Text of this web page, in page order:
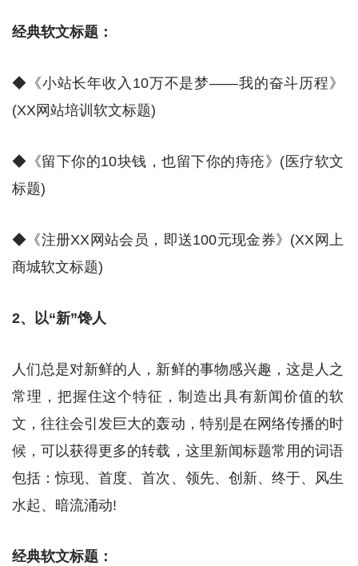
经典软文标题：
◆《小站长年收入10万不是梦——我的奋斗历程》
(XX网站培训软文标题)
◆《留下你的10块钱，也留下你的痔疮》(医疗软文
标题)
◆《注册XX网站会员，即送100元现金券》(XX网上
商城软文标题)
2、以“新”馋人
人们总是对新鲜的人，新鲜的事物感兴趣，这是人之
常理，把握住这个特征，制造出具有新闻价值的软
文，往往会引发巨大的轰动，特别是在网络传播的时
候，可以获得更多的转载，这里新闻标题常用的词语
包括：惊现、首度、首次、领先、创新、终于、风生
水起、暗流涌动!
经典软文标题：